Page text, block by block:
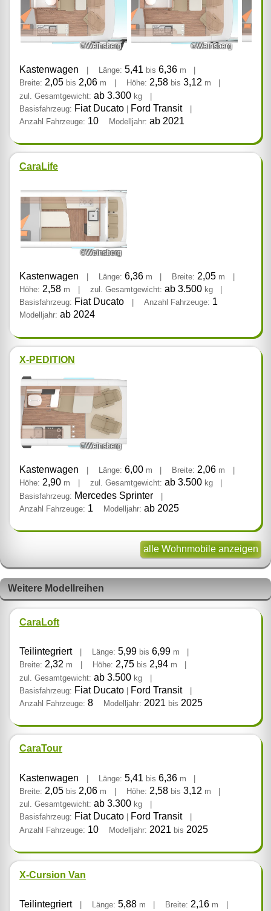
©Weinsberg ©Weinsberg
Kastenwagen Länge: 5,41 bis 6,36 m
Breite: 2,05 bis 2,06 m Höhe: 2,58 bis 3,12 m
zul. Gesamtgewicht: ab 3.300 kg
|
Basisfahrzeug: Fiat Ducato Ford Transit
Anzahl Fahrzeuge: 10 Modelljahr: ab 2021
CaraLife
©Weinsberg
Kastenwagen Länge: 6,36 m Breite: 2,05 m
Höhe: 2,58 m zul. Gesamtgewicht: ab 3.500 kg
Basisfahrzeug: Fiat Ducato Anzahl Fahrzeuge: 1
Modelljahr: ab 2024
X-PEDITION
©Weinsberg
Kastenwagen Länge: 6,00 m Breite: 2,06 m
Höhe: 2,90 m zul. Gesamtgewicht: ab 3.500 kg
Basisfahrzeug: Mercedes Sprinter
|
Anzahl Fahrzeuge: 1 Modelljahr: ab 2025
alle Wohnmobile anzeigen
Weitere Modellreihen
CaraLoft
Teilintegriert Länge: 5,99 bis 6,99 m
Breite: 2,32 m Höhe: 2,75 bis 2,94 m
zul. Gesamtgewicht: ab 3.500 kg
|
Basisfahrzeug: Fiat Ducato Ford Transit
Anzahl Fahrzeuge: 8 Modelljahr: 2021 bis 2025
CaraTour
Kastenwagen Länge: 5,41 bis 6,36 m
Breite: 2,05 bis 2,06 m Höhe: 2,58 bis 3,12 m
zul. Gesamtgewicht: ab 3.300 kg
Basisfahrzeug: Fiat Ducato Ford Transit
Anzahl Fahrzeuge: 10 Modelljahr: 2021 bis 2025
X-Cursion Van
Teilintegriert Länge: 5,88 m Breite: 2,16 m